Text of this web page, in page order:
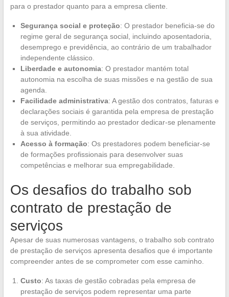
para o prestador quanto para a empresa cliente.
Segurança social e proteção: O prestador beneficia-se do
regime geral de segurança social, incluindo aposentadoria,
desemprego e previdência, ao contrário de um trabalhador
independente clássico.
Liberdade e autonomia: O prestador mantém total
autonomia na escolha de suas missões e na gestão de sua
agenda.
Facilidade administrativa: A gestão dos contratos, faturas e
declarações sociais é garantida pela empresa de prestação
de serviços, permitindo ao prestador dedicar-se plenamente
à sua atividade.
Acesso à formação: Os prestadores podem beneficiar-se
de formações profissionais para desenvolver suas
competências e melhorar sua empregabilidade.
Os desafios do trabalho sob
contrato de prestação de
serviços
Apesar de suas numerosas vantagens, o trabalho sob contrato
de prestação de serviços apresenta desafios que é importante
compreender antes de se comprometer com esse caminho.
Custo: As taxas de gestão cobradas pela empresa de
prestação de serviços podem representar uma parte